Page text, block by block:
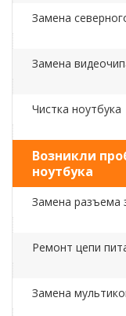
Замена
Замена
Чистка ноутбука
Возникли
ноутбука
Замена разъема
Ремонт цепи
Замена